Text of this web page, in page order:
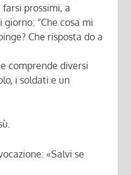
prossimi, a
“Che cosa mi
Che risposta do a
comprende diversi
i soldati e un
«Salvi se